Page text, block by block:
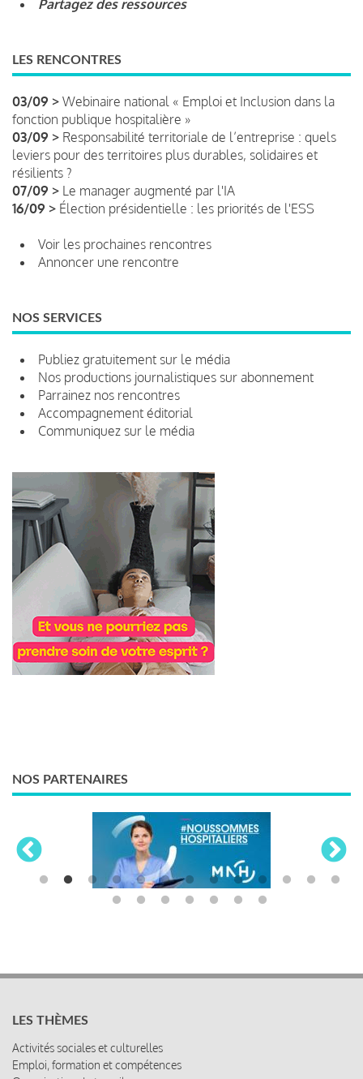
Partagez des ressources
LES RENCONTRES
03/09 > Webinaire national « Emploi et Inclusion dans la
fonction publique hospitalière »
03/09 > Responsabilité territoriale de l’entreprise : quels
leviers pour des territoires plus durables, solidaires et
résilients ?
07/09 > Le manager augmenté par l'IA
16/09 > Élection présidentielle : les priorités de l'ESS
Voir les prochaines rencontres
Annoncer une rencontre
NOS SERVICES
Publiez gratuitement sur le média
Nos productions journalistiques sur abonnement
Parrainez nos rencontres
Accompagnement éditorial
Communiquez sur le média
NOS PARTENAIRES
LES THÈMES
Activités sociales et culturelles
Emploi, formation et compétences